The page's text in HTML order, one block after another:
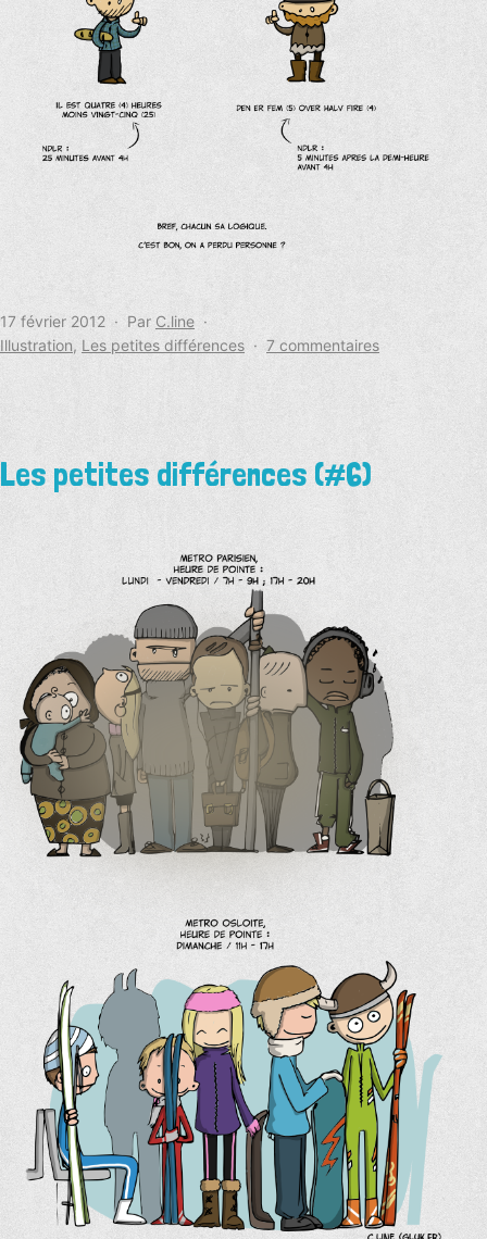
Publié
le
17 février 2012 Par C.line
Catégorisé
Illustration, Les petites différences 7 commentairessur
Les petites différences (#6)